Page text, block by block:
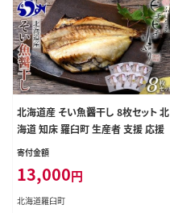
北海道産 そい魚醤干し 8枚セット 北
海道 知床 羅臼町 生産者 支援 応援
寄付金額
13,000円
北海道羅臼町